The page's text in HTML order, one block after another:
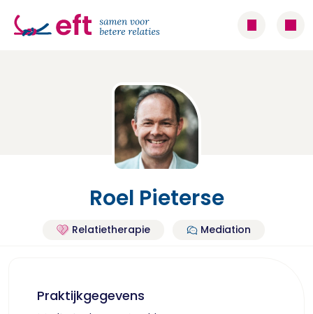
Roel Pieterse
Relatietherapie Mediation
Praktijkgegevens